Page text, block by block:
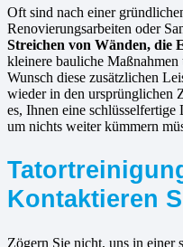
Oft sind nach einer
Renovierungsarbeiten oder
Streichen von Wänden, die
kleinere bauliche
Wunsch diese zusätzlichen
wieder in den ursprünglichen
es, Ihnen eine schlüsselfertige
um nichts weiter kümmern
Kontaktieren
Zögern Sie nicht, uns in